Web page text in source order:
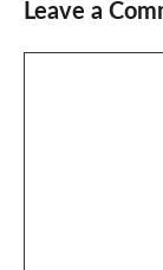
Leave a